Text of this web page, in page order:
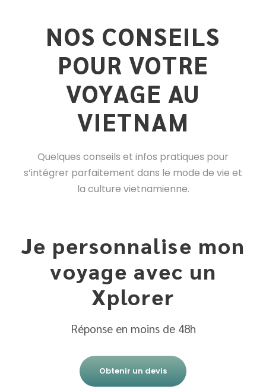
NOS CONSEILS
POUR VOTRE
VOYAGE AU
VIETNAM
Quelques conseils et infos pratiques pour
s’intégrer parfaitement dans le mode de vie et
la culture vietnamienne.
Je personnalise mon
voyage avec un
Xplorer
Réponse en moins de 48h
Obtenir un devis